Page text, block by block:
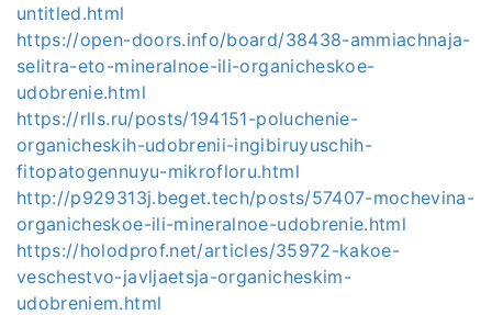
untitled.html
https://open-doors.info/board/38438-ammiachnaja-
selitra-eto-mineralnoe-ili-organicheskoe-
udobrenie.html
https://rlls.ru/posts/194151-poluchenie-
organicheskih-udobrenii-ingibiruyuschih-
fitopatogennuyu-mikrofloru.html
http://p929313j.beget.tech/posts/57407-mochevina-
organicheskoe-ili-mineralnoe-udobrenie.html
https://holodprof.net/articles/35972-kakoe-
veschestvo-javljaetsja-organicheskim-
udobreniem.html